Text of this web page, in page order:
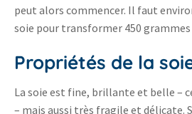
peut alors commencer. Il faut
soie pour transformer 450 grammes
Propriétés de la
La soie est fine, brillante et belle –
– mais aussi très fragile et délicate.